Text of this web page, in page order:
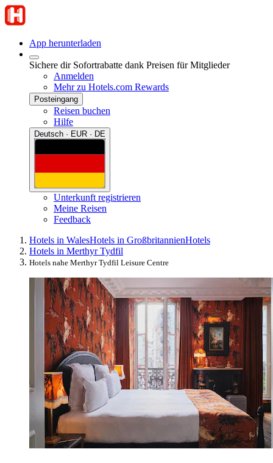
App herunterladen
Sichere dir Sofortrabatte dank Preisen für Mitglieder
Anmelden
Mehr zu Hotels.com Rewards
Posteingang
Reisen buchen
Hilfe
Deutsch · EUR · DE
Unterkunft registrieren
Meine Reisen
Feedback
Hotels in WalesHotels in GroßbritannienHotels
Hotels in Merthyr Tydfil
Hotels nahe Merthyr Tydfil Leisure Centre